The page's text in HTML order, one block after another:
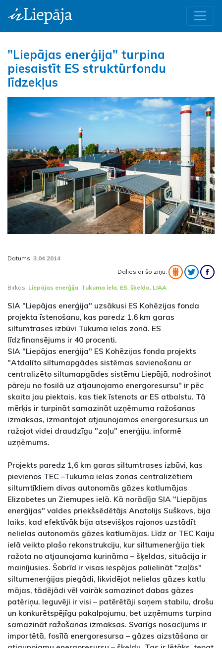
"Liepājas enerģija" turpina
piesaistīt ES struktūrfondu
līdzekļus
Datums: 3.04.2014
Dalies ar šo ziņu:
Birkas: Liepājas enerģija, Tukuma iela, ES, šķelda, LIAA
SIA "Liepājas enerģija" uzsākusi ES Kohēzijas fonda
projekta īstenošanu, kas paredz 1,6 km garas
siltumtrases izbūvi Tukuma ielas zonā. ES
līdzfinansējums ir 40 procenti.
SIA "Liepājas enerģija" ES Kohēzijas fonda projekts
"Atdalīto siltumapgādes sistēmas savienošanu ar
centralizēto siltumapgādes sistēmu Liepājā, nodrošinot
pāreju no fosilā uz atjaunojamo energoresursu" ir pēc
skaita jau piektais, kas tiek īstenots ar ES atbalstu. Tā
mērķis ir turpināt samazināt uzņēmuma ražošanas
izmaksas, izmantojot atjaunojamos energoresursus un
ražojot videi draudzīgu "zaļu" enerģiju, informē
uzņēmums.
Projekts paredz 1,6 km garas siltumtrases izbūvi, kas
pievienos TEC –Tukuma ielas zonas centralizētiem
siltumtīkliem divas autonomās gāzes katlumājas
Elizabetes un Ziemupes ielā. Kā norādīja SIA "Liepājas
enerģijas" valdes priekšsēdētājs Anatolijs Suškovs, bija
laiks, kad efektīvāk bija atsevišķos rajonos uzstādīt
nelielas autonomās gāzes katlumājas. Līdz ar TEC Kaiju
ielā veikto plašo rekonstrukciju, kur siltumenerģija tiek
ražota no atjaunojama kurināma – šķeldas, situācija ir
mainījusies. Šobrīd ir visas iespējas palielināt "zaļās"
siltumenerģijas piegādi, likvidējot nelielas gāzes katlu
mājas, tādējādi vēl vairāk samazinot dabas gāzes
patēriņu. Ieguvēji ir visi – patērētāji saņem stabilu, drošu
un konkurētspējīgu pakalpojumu, bet uzņēmums turpina
samazināt ražošanas izmaksas. Svarīgs nosacījums ir
importētā, fosīlā energoresursa – gāzes aizstāšana ar